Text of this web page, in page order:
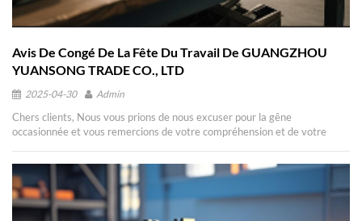
Avis De Congé De La Fête Du Travail De GUANGZHOU
YUANSONG TRADE CO., LTD
2025-04-30 Admin
Chers clients, Nous vous prions de nous excuser pour la gêne
occasionnée et vous remercions de votre compréhension et de votre
de merveilleuses et relaxantes vacances de la fête du Travail !
Cordialement, Yuki GUANGZHOU YUANSONG COMMERCE CO., LTD